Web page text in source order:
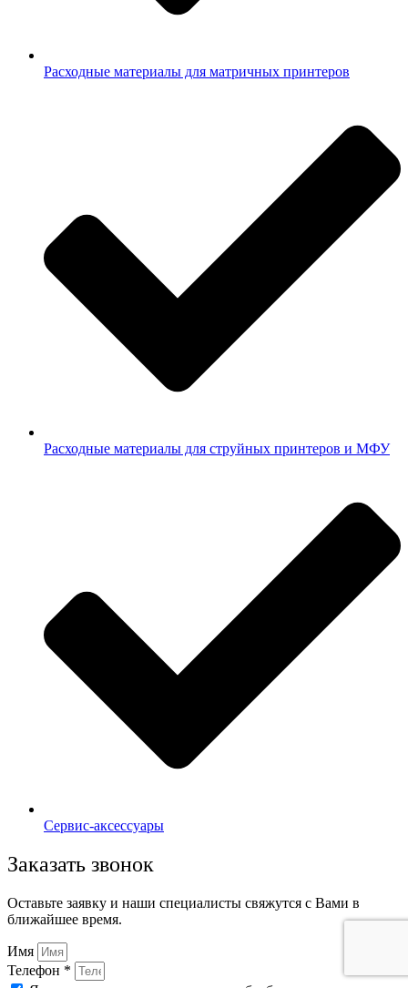
Расходные материалы для матричных принтеров
Расходные материалы для струйных принтеров и МФУ
Сервис-аксессуары
Заказать звонок
Оставьте заявку и наши специалисты свяжутся с Вами в
ближайшее время.
Имя
Телефон *